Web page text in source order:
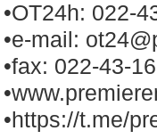
•OT24h: 022-
•e-mail:
•fax: 022-43-
•https://t.me/